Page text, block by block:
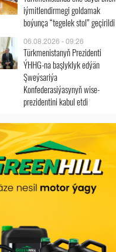
iýmitlendirmegi goldamak
boýunça “tegelek stol” geçirildi
06.08.2026 - 09:26
Türkmenistanyň Prezidenti
ÝHHG-na başlyklyk edýän
Şweýsariýa
Konfederasiýasynyň wise-
prezidentini kabul etdi